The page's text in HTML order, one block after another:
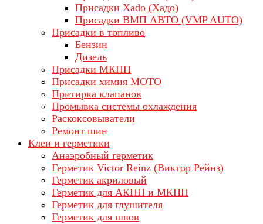
Присадки Xado (Хадо)
Присадки ВМП АВТО (VMP AUTO)
Присадки в топливо
Бензин
Дизель
Присадки МКПП
Присадки химия МОТО
Притирка клапанов
Промывка системы охлаждения
Раскоксовыватели
Ремонт шин
Клеи и герметики
Анаэробный герметик
Герметик Victor Reinz (Виктор Рейнз)
Герметик акриловый
Герметик для АКПП и МКПП
Герметик для глушителя
Герметик для швов